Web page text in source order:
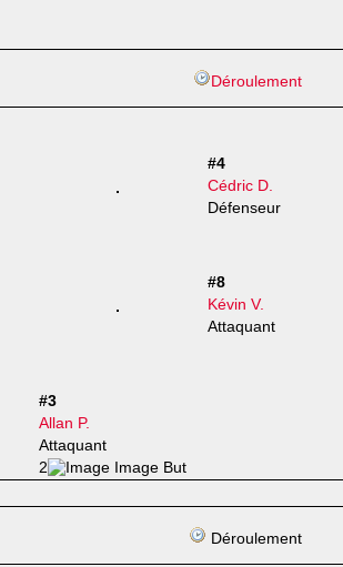
Déroulement
#4
Cédric D.
Défenseur
#8
Kévin V.
Attaquant
#3
Allan P.
Attaquant
2
Déroulement